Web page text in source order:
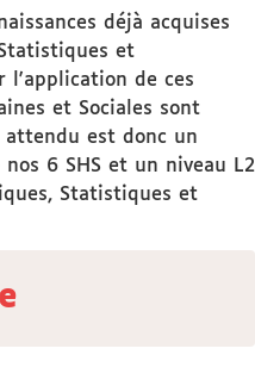
déjà acquises
et
l'application de ces
et Sociales sont
attendu est donc un
6 SHS et un niveau L2
Statistiques et